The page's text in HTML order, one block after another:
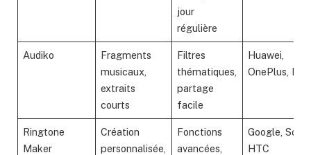
jour
régulière
Audiko
Fragments
musicaux,
extraits
courts
Filtres
thématiques,
partage
facile
Huawei,
OnePlus, LG
Ringtone
Maker
Création
personnalisée,
Fonctions
avancées,
Google, Sony,
HTC